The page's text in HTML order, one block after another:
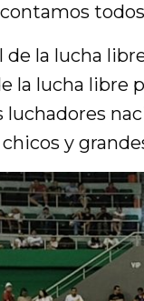
de la lucha
la lucha libre
luchadores
y